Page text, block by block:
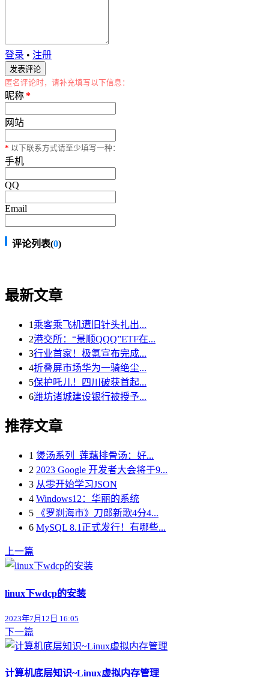
登录 • 注册
匿名评论时，请补充填写以下信息：
昵称*
网站
* 以下联系方式请至少填写一种：
手机
QQ
Email
评论列表(0)
最新文章
1 乘客乘飞机遭旧针头扎出...
2港交所：“景顺QQQ”ETF在...
3行业首家！极氪宣布完成...
4折叠屏市场华为一骑绝尘...
5保护吒儿！四川破获首起...
6潍坊诸城建设银行被授予...
推荐文章
1 煲汤系列_莲藕排骨汤：好...
2 2023 Google 开发者大会将于9...
3 从零开始学习JSON
4 Windows12：华丽的系统
5
《罗刹海市》刀郎新歌4分4...
6 MySQL 8.1正式发行！有哪些...
上一篇
linux下wdcp的安装
2023年7月12日 16:05
下一篇
计算机底层知识~Linux虚拟内存管理